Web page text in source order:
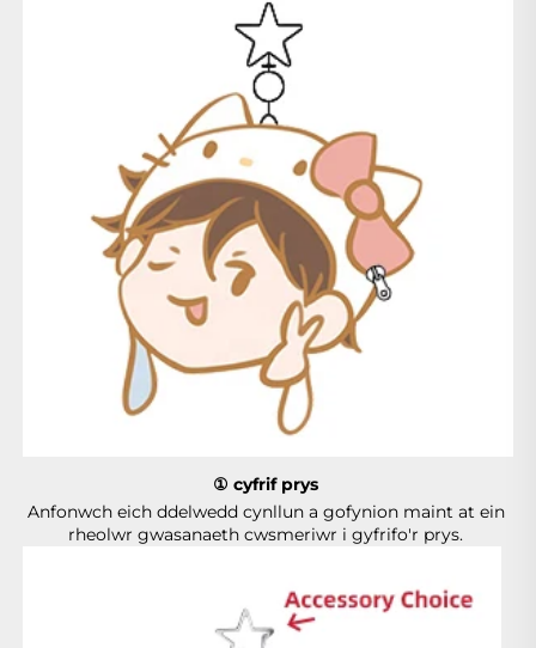
① cyfrif prys
Anfonwch eich ddelwedd cynllun a gofynion maint at ein
rheolwr gwasanaeth cwsmeriwr i gyfrifo'r prys.